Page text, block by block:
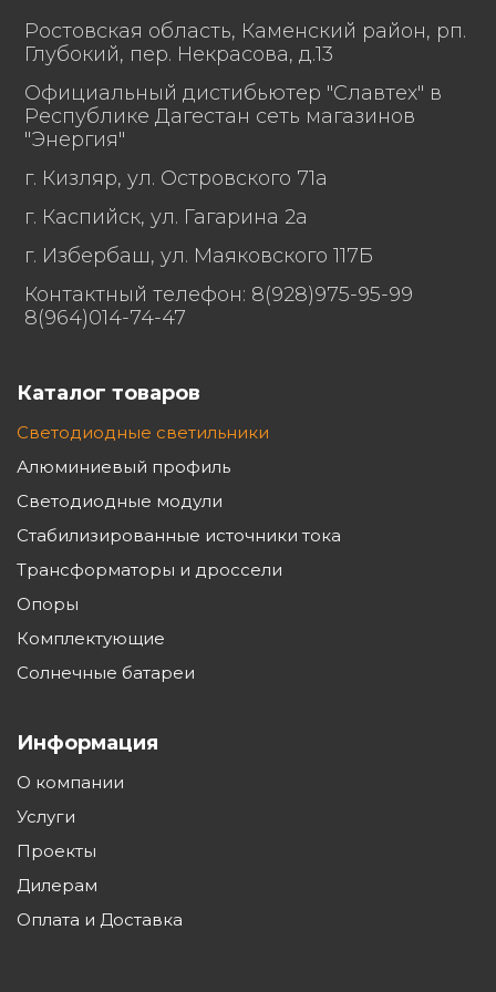
Степень защиты от
воздействия
окружающей среды,
IP по ГОСТ Р МЭК
60598-1
Габаритные размеры
светильника, мм
Длина 1000,
ширина 85,
высота 80.
Масса светильника,
Материал корпуса
светильника
Защитное стекло
Светотехнический
Радиатор
теплоотвода
Управление по
Защита от перегрева,
Каталог товаров
Светодиодные светильники
Алюминиевый профиль
Светодиодные модули
Стабилизированные источники тока
Трансформаторы и дроссели
Опоры
Комплектующие
Солнечные батареи
Информация
О компании
Услуги
Проекты
Дилерам
Оплата и Доставка
Ростовская область, Каменский район, рп.
Глубокий, пер. Некрасова, д.13
Официальный дистибьютер "Славтех" в
Республике Дагестан сеть магазинов
"Энергия"
г. Кизляр, ул. Островского 71а
г. Каспийск, ул. Гагарина 2а
г. Избербаш, ул. Маяковского 117Б
Контактный телефон: 8(928)975-95-99
8(964)014-74-47